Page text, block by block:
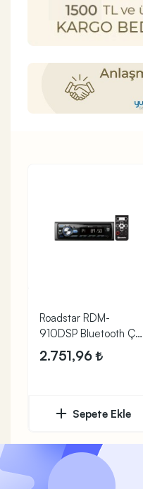
Roadstar RDM-
910DSP Bluetooth Çift
USB li Oto Teyp
2.751,96
Sepete Ekle